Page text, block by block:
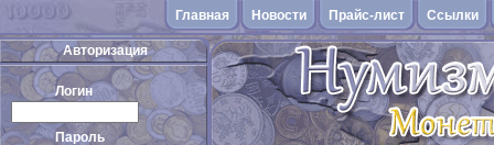
Главная Новости Прайс-лист Cсылки
Авторизация
Логин
Пароль